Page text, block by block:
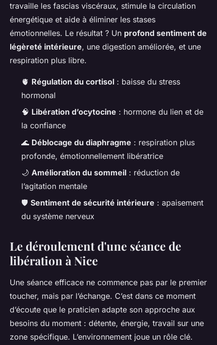
travaille les fascias viscéraux, stimule la circulation
énergétique et aide à éliminer les stases
émotionnelles. Le résultat ? Un profond sentiment de
légèreté intérieure, une digestion améliorée, et une
respiration plus libre.
🫀 Régulation du cortisol : baisse du stress
hormonal
🧠 Libération d’ocytocine : hormone du lien et de
la confiance
🌊 Déblocage du diaphragme : respiration plus
profonde, émotionnellement libératrice
🌙 Amélioration du sommeil : réduction de
l’agitation mentale
🛡️ Sentiment de sécurité intérieure : apaisement
du système nerveux
Le déroulement d'une séance de
libération à Nice
Une séance efficace ne commence pas par le premier
toucher, mais par l’échange. C’est dans ce moment
d’écoute que le praticien adapte son approche aux
besoins du moment : détente, énergie, travail sur une
zone spécifique. L’environnement joue un rôle clé.